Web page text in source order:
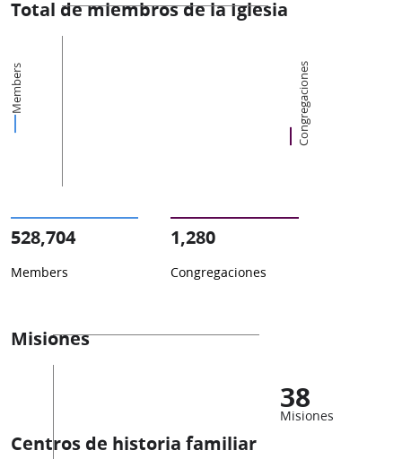
Total de miembros de la Iglesia
Members Congregaciones
528,704
Members
1,280
Congregaciones
Misiones
38
Misiones
Centros de historia familiar